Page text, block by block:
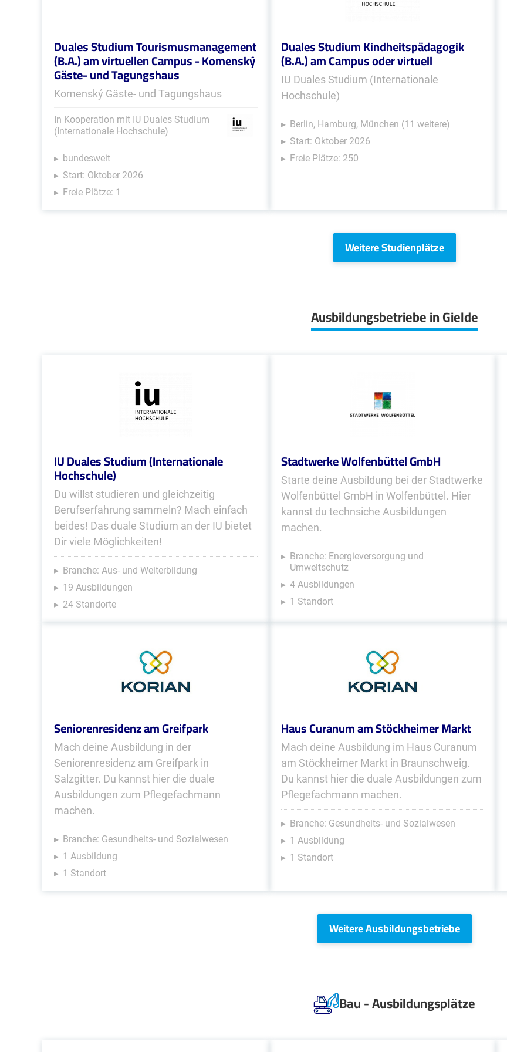
Duales Studium Tourismusmanagement
(B.A.) am virtuellen Campus - Komenský
Gäste- und Tagungshaus
Komenský Gäste- und Tagungshaus
In Kooperation mit IU Duales Studium
(Internationale Hochschule)
bundesweit
Start: Oktober 2026
Freie Plätze: 1
Duales Studium Kindheitspädagogik
(B.A.) am Campus oder virtuell
IU Duales Studium (Internationale
Hochschule)
Berlin, Hamburg, München (11 weitere)
Start: Oktober 2026
Freie Plätze: 250
Weitere Studienplätze
Ausbildungsbetriebe in Gielde
IU Duales Studium (Internationale
Hochschule)
Du willst studieren und gleichzeitig
Berufserfahrung sammeln? Mach einfach
beides! Das duale Studium an der IU bietet
Dir viele Möglichkeiten!
Branche: Aus- und Weiterbildung
19 Ausbildungen
24 Standorte
Stadtwerke Wolfenbüttel GmbH
Starte deine Ausbildung bei der Stadtwerke
Wolfenbüttel GmbH in Wolfenbüttel. Hier
kannst du technsiche Ausbildungen
machen.
Branche: Energieversorgung und
Umweltschutz
4 Ausbildungen
1 Standort
Seniorenresidenz am Greifpark
Mach deine Ausbildung in der
Seniorenresidenz am Greifpark in
Salzgitter. Du kannst hier die duale
Ausbildungen zum Pflegefachmann
machen.
Branche: Gesundheits- und Sozialwesen
1 Ausbildung
1 Standort
Haus Curanum am Stöckheimer Markt
Mach deine Ausbildung im Haus Curanum
am Stöckheimer Markt in Braunschweig.
Du kannst hier die duale Ausbildungen zum
Pflegefachmann machen.
Branche: Gesundheits- und Sozialwesen
1 Ausbildung
1 Standort
Weitere Ausbildungsbetriebe
Bau - Ausbildungsplätze